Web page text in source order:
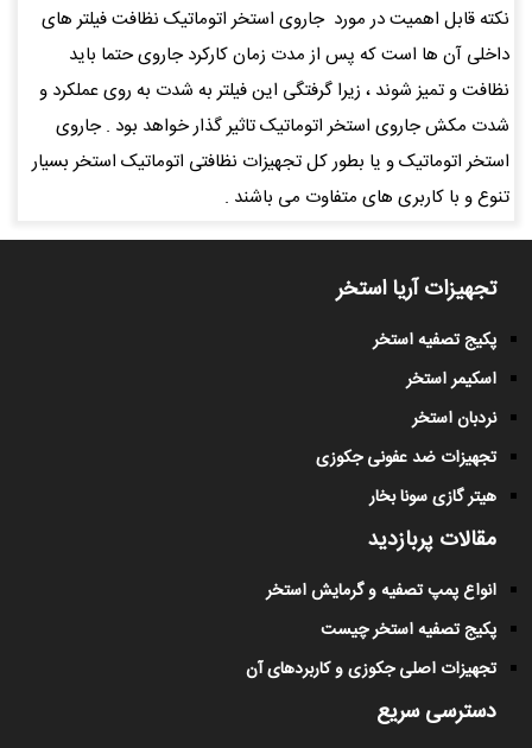
نکته قابل اهمیت در مورد جاروی استخر اتوماتیک نظافت فیلتر های
داخلی آن ها است که پس از مدت زمان کارکرد جاروی حتما باید
نظافت و تمیز شوند ، زیرا گرفتگی این فیلتر به شدت به روی عملکرد و
شدت مکش جاروی استخر اتوماتیک تاثیر گذار خواهد بود . جاروی
استخر اتوماتیک و یا بطور کل تجهیزات نظافتی اتوماتیک استخر بسیار
تنوع و با کاربری های متفاوت می باشند .
تجهیزات آریا استخر
پکیج تصفیه استخر
اسکیمر استخر
نردبان استخر
تجهیزات ضد عفونی جکوزی
هیتر گازی سونا بخار
مقالات پربازدید
انواع پمپ تصفیه و گرمایش استخر
پکیج تصفیه استخر چیست
تجهیزات اصلی جکوزی و کاربردهای آن
دسترسی سریع